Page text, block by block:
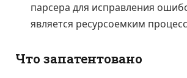
парсера для исправления
является ресурсоемким
Что запатентовано